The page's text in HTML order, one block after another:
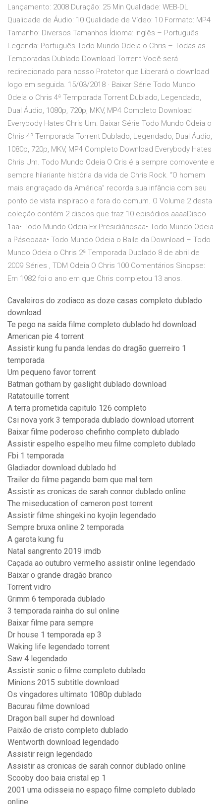
Lançamento: 2008 Duração: 25 Min Qualidade: WEB-DL
Qualidade de Áudio: 10 Qualidade de Vídeo: 10 Formato: MP4
Tamanho: Diversos Tamanhos Ídioma: Inglês – Português
Legenda: Português Todo Mundo Odeia o Chris – Todas as
Temporadas Dublado Download Torrent Você será
redirecionado para nosso Protetor que Liberará o download
logo em seguida. 15/03/2018 · Baixar Série Todo Mundo
Odeia o Chris 4ª Temporada Torrent Dublado, Legendado,
Dual Áudio, 1080p, 720p, MKV, MP4 Completo Download
Everybody Hates Chris Um. Baixar Série Todo Mundo Odeia o
Chris 4ª Temporada Torrent Dublado, Legendado, Dual Áudio,
1080p, 720p, MKV, MP4 Completo Download Everybody Hates
Chris Um. Todo Mundo Odeia O Cris é a sempre comovente e
sempre hilariante história da vida de Chris Rock. “O homem
mais engraçado da América” recorda sua infância com seu
ponto de vista inspirado e fora do comum. O Volume 2 desta
coleção contém 2 discos que traz 10 episódios.aaaaDisco
1aa• Todo Mundo Odeia Ex-Presidiáriosaa• Todo Mundo Odeia
a Páscoaaa• Todo Mundo Odeia o Baile da Download – Todo
Mundo Odeia o Chris 2ª Temporada Dublado 8 de abril de
2009 Séries , TDM Odeia O Chris 100 Comentários Sinopse:
Em 1982 foi o ano em que Chris completou 13 anos.
Cavaleiros do zodiaco as doze casas completo dublado
download
Te pego na saída filme completo dublado hd download
American pie 4 torrent
Assistir kung fu panda lendas do dragão guerreiro 1
temporada
Um pequeno favor torrent
Batman gotham by gaslight dublado download
Ratatouille torrent
A terra prometida capitulo 126 completo
Csi nova york 3 temporada dublado download utorrent
Baixar filme poderoso chefinho completo dublado
Assistir espelho espelho meu filme completo dublado
Fbi 1 temporada
Gladiador download dublado hd
Trailer do filme pagando bem que mal tem
Assistir as cronicas de sarah connor dublado online
The miseducation of cameron post torrent
Assistir filme shingeki no kyojin legendado
Sempre bruxa online 2 temporada
A garota kung fu
Natal sangrento 2019 imdb
Caçada ao outubro vermelho assistir online legendado
Baixar o grande dragão branco
Torrent vidro
Grimm 6 temporada dublado
3 temporada rainha do sul online
Baixar filme para sempre
Dr house 1 temporada ep 3
Waking life legendado torrent
Saw 4 legendado
Assistir sonic o filme completo dublado
Minions 2015 subtitle download
Os vingadores ultimato 1080p dublado
Bacurau filme download
Dragon ball super hd download
Paixão de cristo completo dublado
Wentworth download legendado
Assistir reign legendado
Assistir as cronicas de sarah connor dublado online
Scooby doo baia cristal ep 1
2001 uma odisseia no espaço filme completo dublado
online